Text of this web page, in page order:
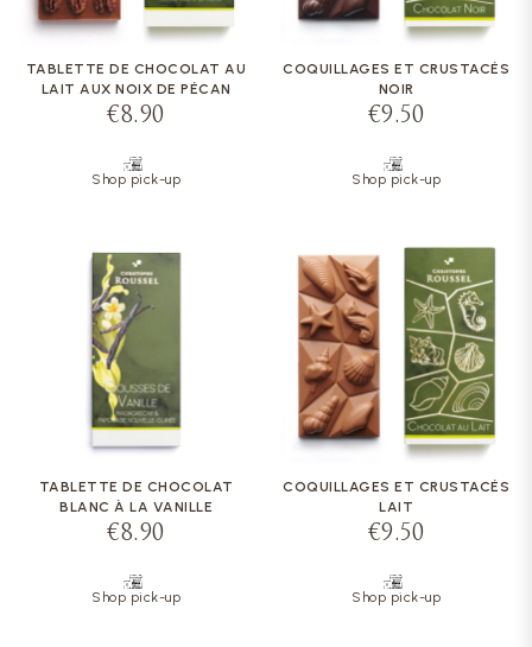
TABLETTE DE CHOCOLAT AU
LAIT AUX NOIX DE PÉCAN
€8.90
Shop pick-up
COQUILLAGES ET CRUSTACÉS
NOIR
€9.50
Shop pick-up
TABLETTE DE CHOCOLAT
BLANC À LA VANILLE
€8.90
Shop pick-up
COQUILLAGES ET CRUSTACÉS
LAIT
€9.50
Shop pick-up